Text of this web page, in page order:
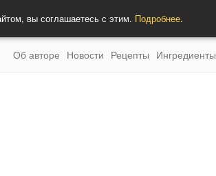
вы соглашаетесь с этим. Подробнее.
Об авторе Новости Рецепты Ингредиенты